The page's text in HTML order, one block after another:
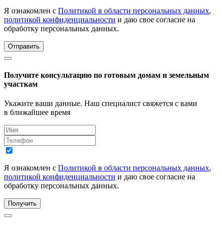
Я ознакомлен с Политикой в области персональных данных,
политикой конфиденциальности и даю свое согласие на
обработку персональных данных.
Отправить
Получите консультацию по готовым домам и земельным
участкам
Укажите ваши данные. Наш специалист свяжется с вами
в ближайшее время
Я ознакомлен с Политикой в области персональных данных,
политикой конфиденциальности и даю свое согласие на
обработку персональных данных.
Получить